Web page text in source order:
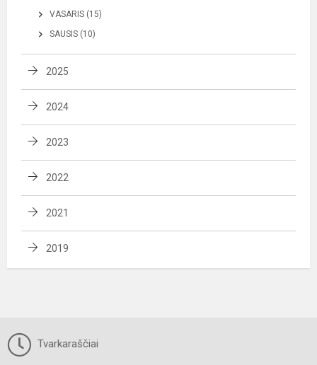
VASARIS (15)
SAUSIS (10)
2025
2024
2023
2022
2021
2019
Tvarkaraščiai